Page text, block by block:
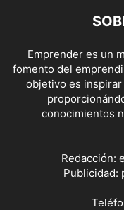
Emprender es un
fomento del
objetivo es
conocimientos
Redacción:
Publicidad: